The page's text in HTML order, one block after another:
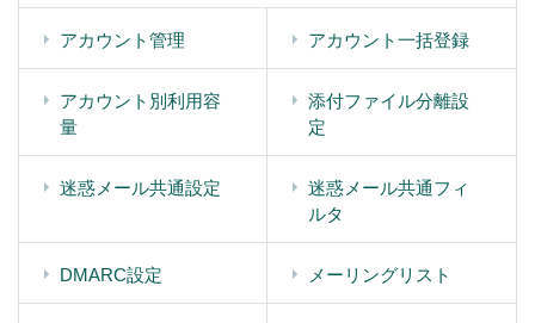
アカウント管理 アカウント一括登録
アカウント別利用容
量
添付ファイル分離設
定
迷惑メール共通設定
迷惑メール共通フィ
ルタ
DMARC設定 メーリングリスト